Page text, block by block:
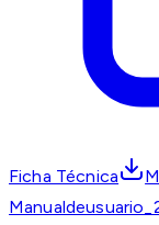
Ficha Técnica